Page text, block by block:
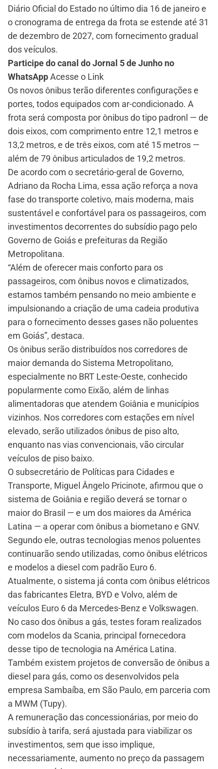
Diário Oficial do Estado no último dia 16 de janeiro e
o cronograma de entrega da frota se estende até 31
de dezembro de 2027, com fornecimento gradual
dos veículos.
Participe do canal do Jornal 5 de Junho no
WhatsAppAcesse o Link
Os novos ônibus terão diferentes configurações e
portes, todos equipados com ar-condicionado. A
frota será composta por ônibus do tipo padronl — de
dois eixos, com comprimento entre 12,1 metros e
13,2 metros, e de três eixos, com até 15 metros —
além de 79 ônibus articulados de 19,2 metros.
De acordo com o secretário-geral de Governo,
Adriano da Rocha Lima, essa ação reforça a nova
fase do transporte coletivo, mais moderna, mais
sustentável e confortável para os passageiros, com
investimentos decorrentes do subsídio pago pelo
Governo de Goiás e prefeituras da Região
Metropolitana.
“Além de oferecer mais conforto para os
passageiros, com ônibus novos e climatizados,
estamos também pensando no meio ambiente e
impulsionando a criação de uma cadeia produtiva
para o fornecimento desses gases não poluentes
em Goiás”, destaca.
Os ônibus serão distribuídos nos corredores de
maior demanda do Sistema Metropolitano,
especialmente no BRT Leste-Oeste, conhecido
popularmente como Eixão, além de linhas
alimentadoras que atendem Goiânia e municípios
vizinhos. Nos corredores com estações em nível
elevado, serão utilizados ônibus de piso alto,
enquanto nas vias convencionais, vão circular
veículos de piso baixo.
O subsecretário de Políticas para Cidades e
Transporte, Miguel Ângelo Pricinote, afirmou que o
sistema de Goiânia e região deverá se tornar o
maior do Brasil — e um dos maiores da América
Latina — a operar com ônibus a biometano e GNV.
Segundo ele, outras tecnologias menos poluentes
continuarão sendo utilizadas, como ônibus elétricos
e modelos a diesel com padrão Euro 6.
Atualmente, o sistema já conta com ônibus elétricos
das fabricantes Eletra, BYD e Volvo, além de
veículos Euro 6 da Mercedes-Benz e Volkswagen.
No caso dos ônibus a gás, testes foram realizados
com modelos da Scania, principal fornecedora
desse tipo de tecnologia na América Latina.
Também existem projetos de conversão de ônibus a
diesel para gás, como os desenvolvidos pela
empresa Sambaíba, em São Paulo, em parceria com
a MWM (Tupy).
A remuneração das concessionárias, por meio do
subsídio à tarifa, será ajustada para viabilizar os
investimentos, sem que isso implique,
necessariamente, aumento no preço da passagem